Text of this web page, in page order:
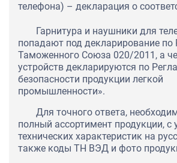
телефона) – декларация о
Гарнитура и наушники для
попадают под декларирование по
Таможенного Союза 020/2011, а
устройств декларируются по
безопасности продукции легкой
промышленности».
Для точного ответа,
полный ассортимент продукции, с
технических характеристик на
также коды ТН ВЭД и фото